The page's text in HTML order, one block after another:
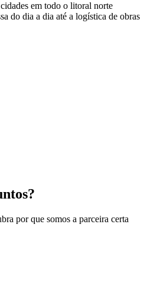
em todo o litoral norte
do dia a dia até a logística de obras
por que somos a parceira certa